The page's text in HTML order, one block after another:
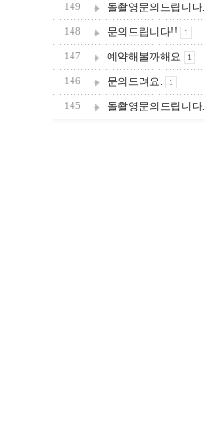
149 돌촬영문의드립니다.
148 문의드립니다!! 1
147 예약해볼까해요 1
146 문의드려요. 1
145 돌촬영문의드립니다.